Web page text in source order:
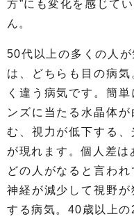
方”にも変化を感じて
ん。
50代以上の多くの人
は、どちらも目の病
く違う病気です。簡
ンズに当たる水晶体
む、視力が低下する
が現れます。個人差
どの人がなると言わ
神経が減少して視野
する病気。40歳以上